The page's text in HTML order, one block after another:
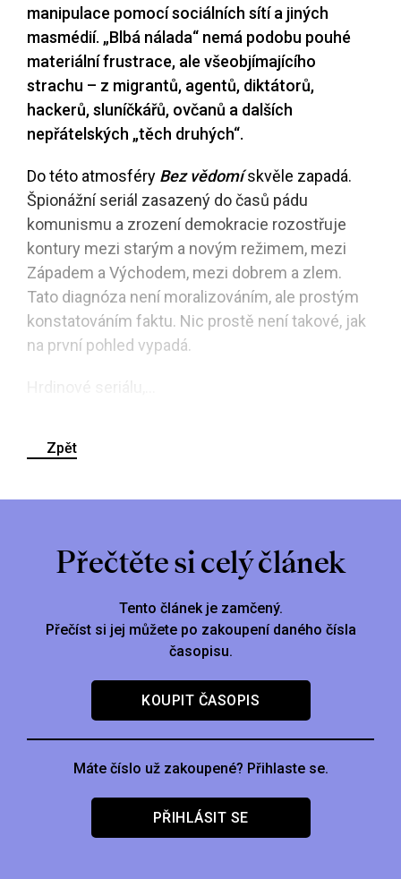
manipulace pomocí sociálních sítí a jiných
masmédií. „Blbá nálada“ nemá podobu pouhé
materiální frustrace, ale všeobjímajícího
strachu – z migrantů, agentů, diktátorů,
hackerů, sluníčkářů, ovčanů a dalších
nepřátelských „těch druhých“.
Do této atmosféry Bez vědomí skvěle zapadá.
Špionážní seriál zasazený do časů pádu
komunismu a zrození demokracie rozostřuje
kontury mezi starým a novým režimem, mezi
Západem a Východem, mezi dobrem a zlem.
Tato diagnóza není moralizováním, ale prostým
konstatováním faktu. Nic prostě není takové, jak
na první pohled vypadá.
Zpět
Přečtěte si celý článek
Tento článek je zamčený.
Přečíst si jej můžete po zakoupení daného čísla
časopisu.
KOUPIT ČASOPIS
Máte číslo už zakoupené? Přihlaste se.
PŘIHLÁSIT SE